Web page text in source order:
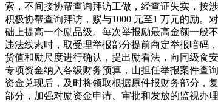
索，不间接协帮查询拜访工做，经查证失实，按
积极协帮查询拜访，赐与1000 元至1 万元的励。
础上提高一个励品级。每次举报励最高金额一般
违法线索时，取受理举报部分提前商定举报暗码
货值和励尺度进行确认，提出励看法，向同级食
专项资金纳入各级财务预算，山担任举报案件查
资金兑现后，及时将领取根据原件报财务部分，
部分，加强对励资金申请、审批和发放的监视办